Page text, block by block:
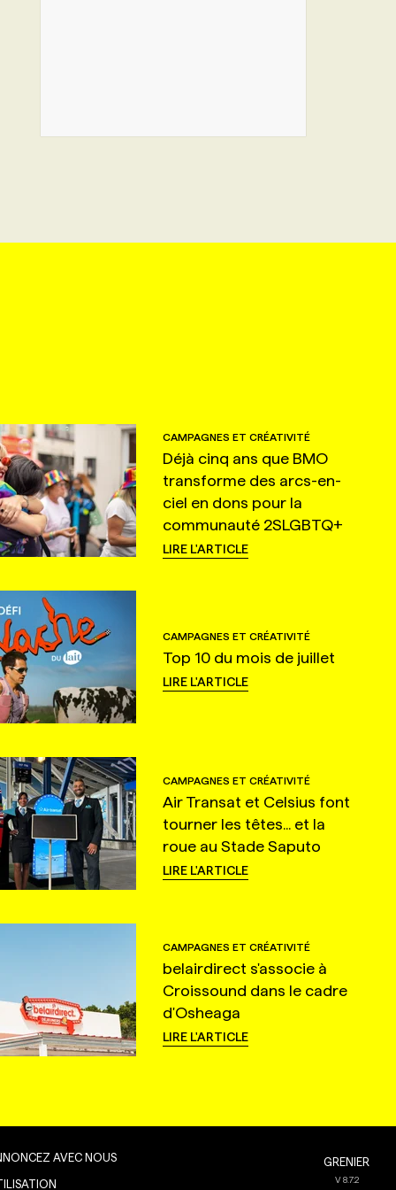
CAMPAGNES ET CRÉATIVITÉ
Déjà cinq ans que BMO
transforme des arcs-en-
ciel en dons pour la
communauté 2SLGBTQ+
LIRE L'ARTICLE
CAMPAGNES ET CRÉATIVITÉ
Top 10 du mois de juillet
LIRE L'ARTICLE
CAMPAGNES ET CRÉATIVITÉ
Air Transat et Celsius font
tourner les têtes... et la
roue au Stade Saputo
LIRE L'ARTICLE
CAMPAGNES ET CRÉATIVITÉ
belairdirect s'associe à
Croissound dans le cadre
d'Osheaga
LIRE L'ARTICLE
AVEC NOUS GRENIER
V8.7.2